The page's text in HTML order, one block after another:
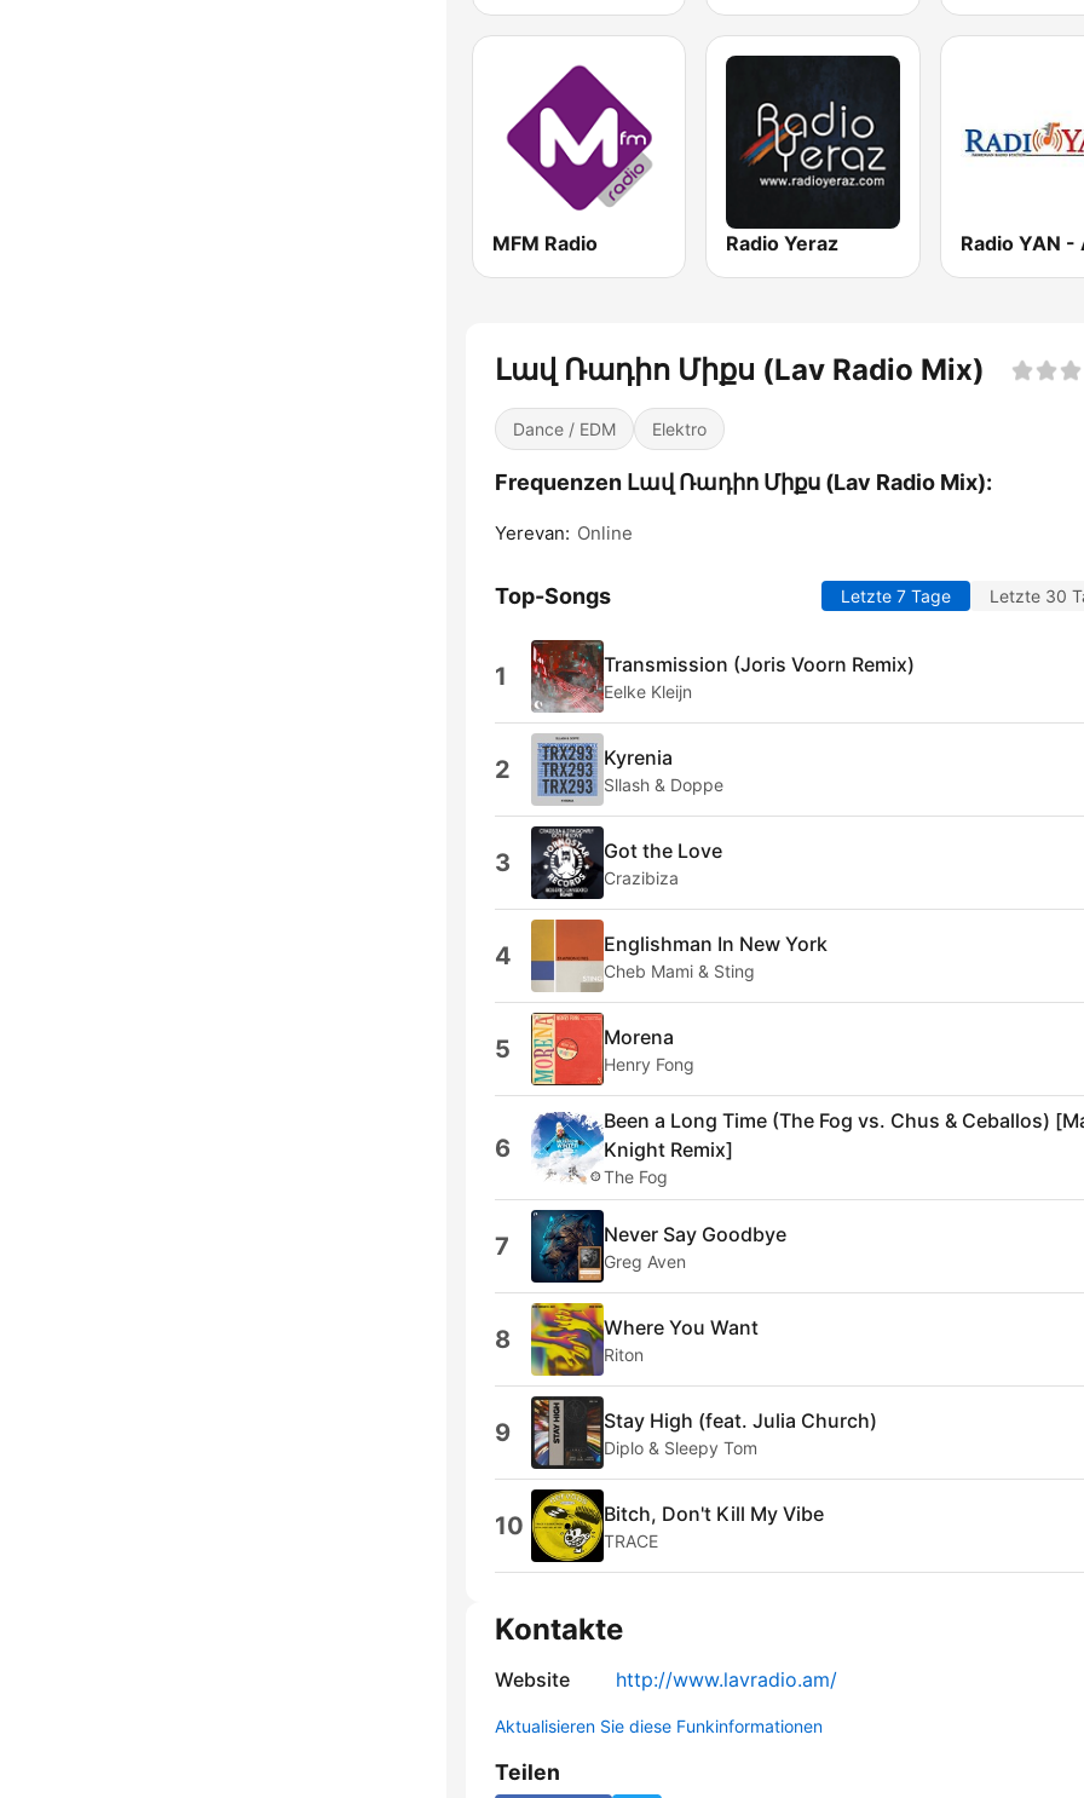
MFM Radio Radio Yeraz
Լավ Ռադիո Միքս (Lav Radio Mix)
Dance / EDM Elektro
Frequenzen Լավ Ռադիո Միքս (Lav Radio Mix):
Yerevan: Online
Top-Songs Letzte 7 Tage Letzte 30
1 Transmission (Joris Voorn Remix)
Eelke Kleijn
2 Kyrenia
Sllash & Doppe
3 Got the Love
Crazibiza
4 Englishman In New York
Cheb Mami & Sting
5 Morena
Henry Fong
6
Been a Long Time (The Fog vs. Chus & Ceballos)
Knight Remix]
The Fog
7 Never Say Goodbye
Greg Aven
8 Where You Want
Riton
9 Stay High (feat. Julia Church)
Diplo & Sleepy Tom
10 Bitch, Don't Kill My Vibe
TRACE
Kontakte
Website http://www.lavradio.am/
Aktualisieren Sie diese Funkinformationen
Teilen